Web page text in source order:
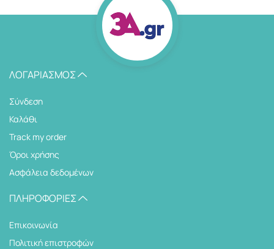
ΛΟΓΑΡΙΑΣΜΌΣ
Σύνδεση
Καλάθι
Track my order
Όροι χρήσης
Ασφάλεια δεδομένων
ΠΛΗΡΟΦΟΡΊΕΣ
Επικοινωνία
Πολιτική επιστροφών